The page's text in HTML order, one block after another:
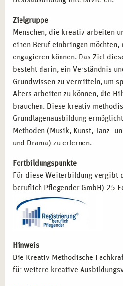
Zielgruppe
Menschen, die kreativ arbeiten
einen Beruf einbringen möchten,
engagieren können. Das Ziel
besteht darin, ein Verständnis
Grundwissen zu vermitteln, um
Alters arbeiten zu können, die
brauchen. Diese kreativ
Grundlagenausbildung
Methoden (Musik, Kunst, Tanz-
und Drama) zu erlernen.
Fortbildungspunkte
Für diese Weiterbildung vergibt
beruflich Pflegender GmbH) 25
Hinweis
Die Kreativ Methodische
für weitere kreative